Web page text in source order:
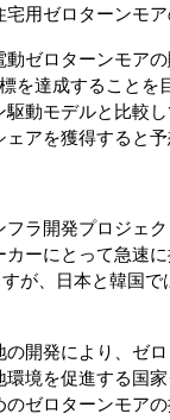
用ゼロターンモア
ゼロターンモア
を達成すること
動モデルと比較
アを獲得すると予
ラ開発プロジェ
ーにとって急速
が、日本と韓国
開発により、ゼ
境を促進する国
ゼロターンモア